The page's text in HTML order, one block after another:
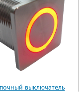
выключатель